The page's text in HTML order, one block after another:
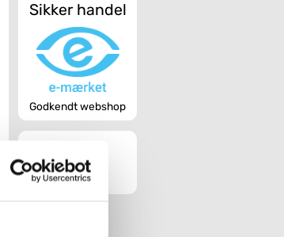
Sikker handel
Godkendt webshop